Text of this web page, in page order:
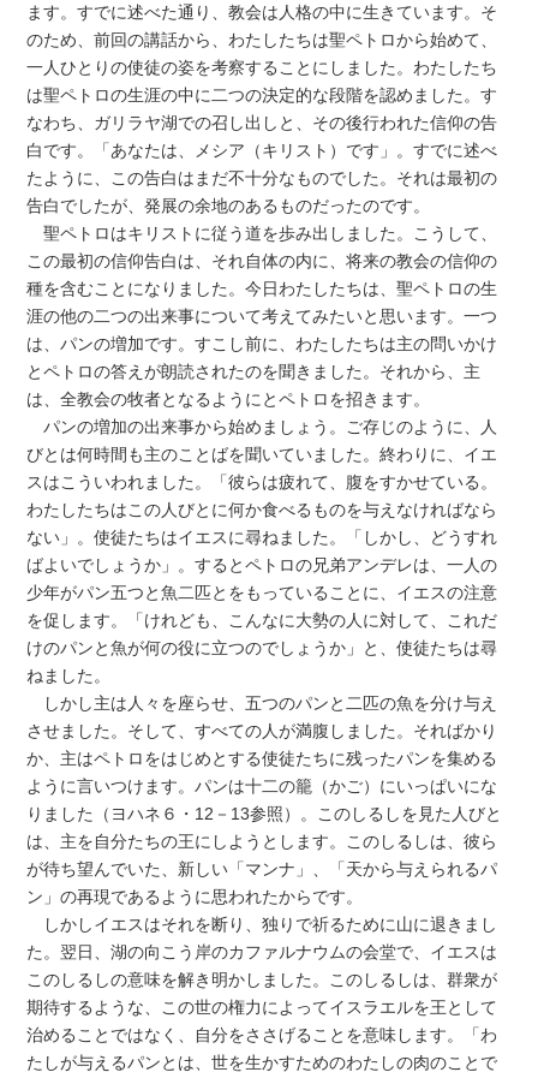
ます。すでに述べた通り、教会は人格の中に生きています。そ
のため、前回の講話から、わたしたちは聖ペトロから始めて、
一人ひとりの使徒の姿を考察することにしました。わたしたち
は聖ペトロの生涯の中に二つの決定的な段階を認めました。す
なわち、ガリラヤ湖での召し出しと、その後行われた信仰の告
白です。「あなたは、メシア（キリスト）です」。すでに述べ
たように、この告白はまだ不十分なものでした。それは最初の
告白でしたが、発展の余地のあるものだったのです。
聖ペトロはキリストに従う道を歩み出しました。こうして、
この最初の信仰告白は、それ自体の内に、将来の教会の信仰の
種を含むことになりました。今日わたしたちは、聖ペトロの生
涯の他の二つの出来事について考えてみたいと思います。一つ
は、パンの増加です。すこし前に、わたしたちは主の問いかけ
とペトロの答えが朗読されたのを聞きました。それから、主
は、全教会の牧者となるようにとペトロを招きます。
パンの増加の出来事から始めましょう。ご存じのように、人
びとは何時間も主のことばを聞いていました。終わりに、イエ
スはこういわれました。「彼らは疲れて、腹をすかせている。
わたしたちはこの人びとに何か食べるものを与えなければなら
ない」。使徒たちはイエスに尋ねました。「しかし、どうすれ
ばよいでしょうか」。するとペトロの兄弟アンデレは、一人の
少年がパン五つと魚二匹とをもっていることに、イエスの注意
を促します。「けれども、こんなに大勢の人に対して、これだ
けのパンと魚が何の役に立つのでしょうか」と、使徒たちは尋
ねました。
しかし主は人々を座らせ、五つのパンと二匹の魚を分け与え
させました。そして、すべての人が満腹しました。そればかり
か、主はペトロをはじめとする使徒たちに残ったパンを集める
ように言いつけます。パンは十二の籠（かご）にいっぱいにな
りました（ヨハネ６・12－13参照）。このしるしを見た人びと
は、主を自分たちの王にしようとします。このしるしは、彼ら
が待ち望んでいた、新しい「マンナ」、「天から与えられるパ
ン」の再現であるように思われたからです。
しかしイエスはそれを断り、独りで祈るために山に退きまし
た。翌日、湖の向こう岸のカファルナウムの会堂で、イエスは
このしるしの意味を解き明かしました。このしるしは、群衆が
期待するような、この世の権力によってイスラエルを王として
治めることではなく、自分をささげることを意味します。「わ
たしが与えるパンとは、世を生かすためのわたしの肉のことで